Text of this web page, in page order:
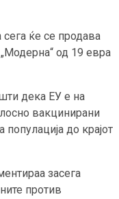
сега ќе се продава
од 19 евра
дека ЕУ е на
вакцинирани
до крајот
засега
против